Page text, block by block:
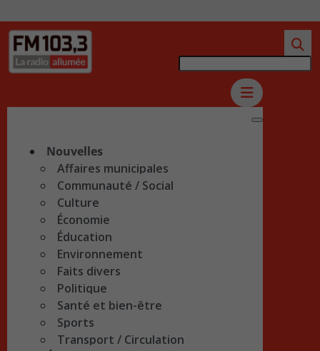
Nouvelles
Affaires municipales
Communauté / Social
Culture
Économie
Éducation
Environnement
Faits divers
Politique
Santé et bien-être
Sports
Transport / Circulation